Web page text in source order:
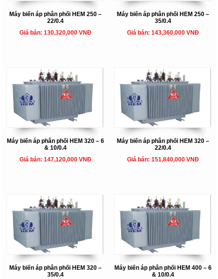
Máy biến áp phân phối HEM 250 –
22/0.4
Giá bán: 130,320,000 VNĐ
Máy biến áp phân phối HEM 250 –
35/0.4
Giá bán: 143,360,000 VNĐ
Máy biến áp phân phối HEM 320 – 6
& 10/0.4
Giá bán: 147,120,000 VNĐ
Máy biến áp phân phối HEM 320 –
22/0.4
Giá bán: 151,840,000 VNĐ
Máy biến áp phân phối HEM 320 –
35/0.4
Máy biến áp phân phối HEM 400 – 6
& 10/0.4